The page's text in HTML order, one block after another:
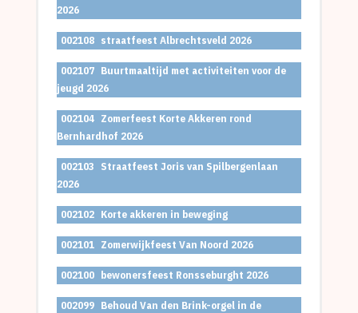
2026
002108 straatfeest Albrechtsveld 2026
002107 Buurtmaaltijd met activiteiten voor de
jeugd 2026
002104 Zomerfeest Korte Akkeren rond
Bernhardhof 2026
002103 Straatfeest Joris van Spilbergenlaan
2026
002102 Korte akkeren in beweging
002101 Zomerwijkfeest Van Noord 2026
002100 bewonersfeest Ronsseburght 2026
002099 Behoud Van den Brink-orgel in de